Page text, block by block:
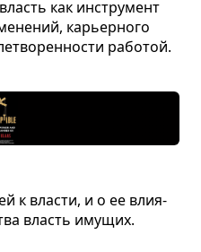
как инстру­мент
карьер­ного
рабо­той.
к вла­сти, и о ее вли­я­
власть иму­щих.